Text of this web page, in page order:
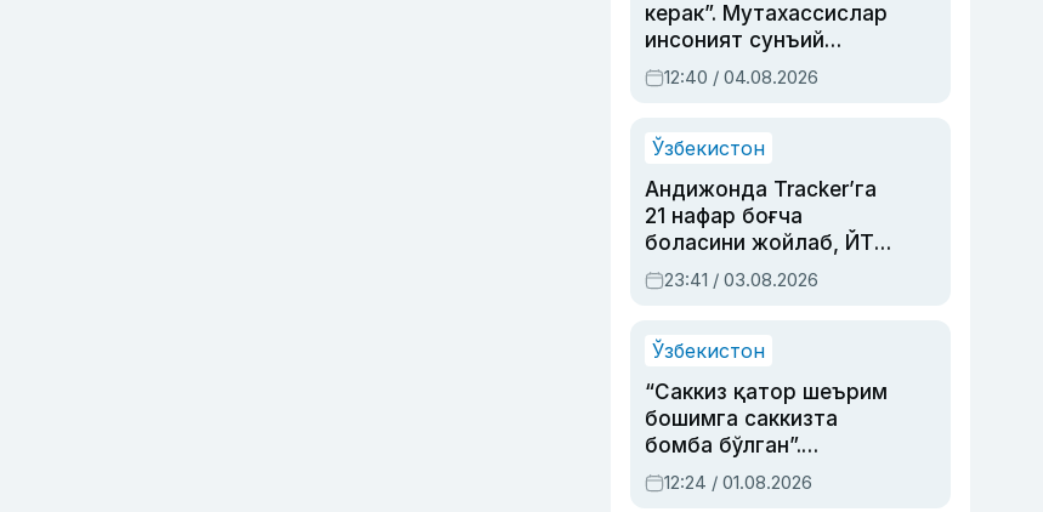
керак”. Мутахассислар
инсоният сунъий
интеллектни бошқара
олмай қолишидан
12:40 / 04.08.2026
Ўзбекистон
Андижонда Tracker’га
21 нафар боғча
боласини жойлаб, ЙТҲ
содир этган аёлга суд
ҳукми ўқилди
23:41 / 03.08.2026
Ўзбекистон
“Саккиз қатор шеърим
бошимга саккизта
бомба бўлган”.
Абдулла Ориповни
сиёсий айбловлардан
12:24 / 01.08.2026